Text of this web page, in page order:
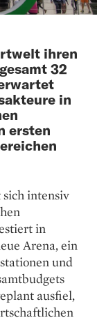
ihren
32
in
ersten
intensiv
in
Arena, ein
und
ausfiel,